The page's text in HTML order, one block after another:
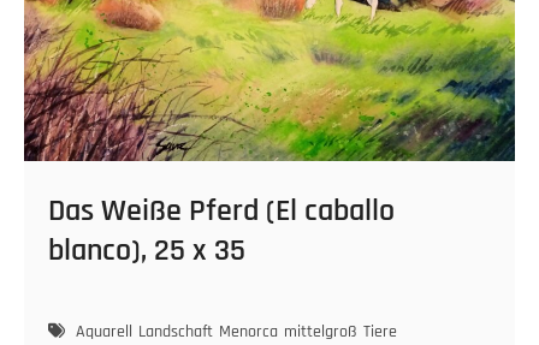
Das Weiße Pferd (El caballo
blanco), 25 x 35
Aquarell Landschaft Menorca mittelgroß Tiere